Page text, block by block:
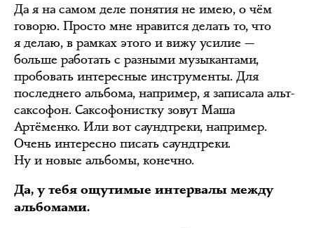
Да я на самом деле понятия не имею, о чём
говорю. Просто мне нравится делать то, что
я делаю, в рамках этого и вижу усилие —
больше работать с разными музыкантами,
пробовать интересные инструменты. Для
последнего альбома, например, я записала альт-
саксофон. Саксофонистку зовут Маша
Артёменко. Или вот саундтреки, например.
Очень интересно писать саундтреки.
Ну и новые альбомы, конечно.
Да, у тебя ощутимые интервалы между
альбомами.